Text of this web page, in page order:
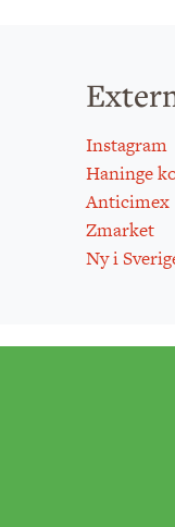
Instagram
Haninge
Anticimex
Zmarket
Ny i